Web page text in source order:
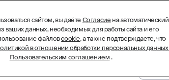
КОМПЛЕКСЫ МЕНЮ
сайтом, вы даёте Согласие на автоматический
ваших данных, необходимых для работы сайта и его
файловcookie, а также подтверждаете, что
в отношении обработки персональных данных
Пользовательским соглашением.